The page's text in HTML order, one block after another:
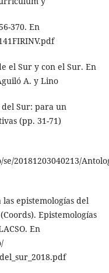
370. En
el Sur y con el Sur. En
A. y Lino
del Sur: para un
(pp. 31-71)
20181203040213/
epistemologías del
Epistemologías
En